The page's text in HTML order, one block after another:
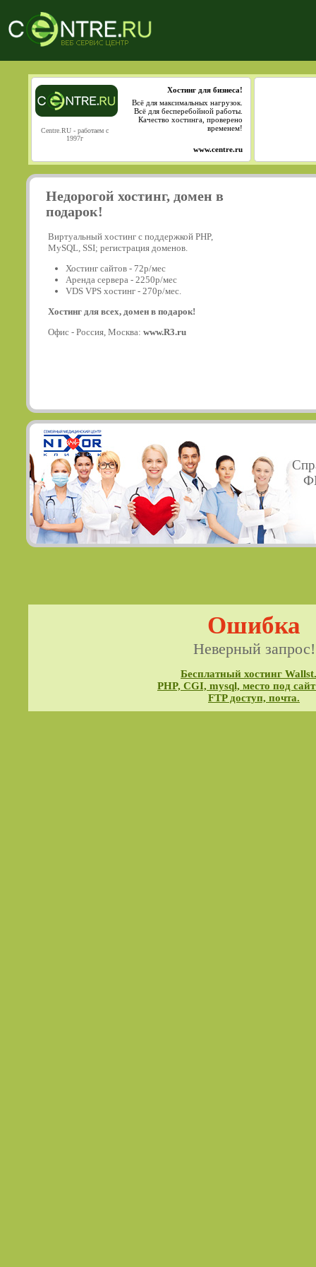
Centre.RU - работаем с
1997г
Хостинг для бизнеса!
Всё для максимальных нагрузок.
Всё для бесперебойной работы.
Качество хостинга, проверено
временем!
www.centre.ru
Недорогой хостинг, домен в
подарок!
Виртуальный хостинг с поддержкой PHP,
MySQL, SSI; регистрация доменов.
Хостинг сайтов - 72р/мес
Аренда сервера - 2250р/мес
VDS VPS хостинг - 270р/мес.
Хостинг для всех, домен в подарок!
Офис - Россия, Москва: www.R3.ru
Ошибка
Неверный запрос!
Бесплатный хостинг
PHP, CGI, mysql, место под
FTP доступ, почта.